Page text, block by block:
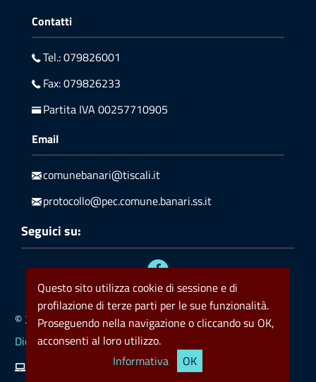
Questo sito utilizza cookie di sessione e di
profilazione di terze parti per le sue funzionalità.
Proseguendo nella navigazione o cliccando su OK,
acconsenti al loro utilizzo.
Informativa
OK
Contatti
Tel.: 079826001
Fax: 079826233
Partita IVA 00257710905
Email
comunebanari@tiscali.it
protocollo@pec.comune.banari.ss.it
Seguici su:
© 2023 Comune di Banari Privacy Policy cookie
Dichiarazione di accessibilità
Valid HTML5 Valid CSS